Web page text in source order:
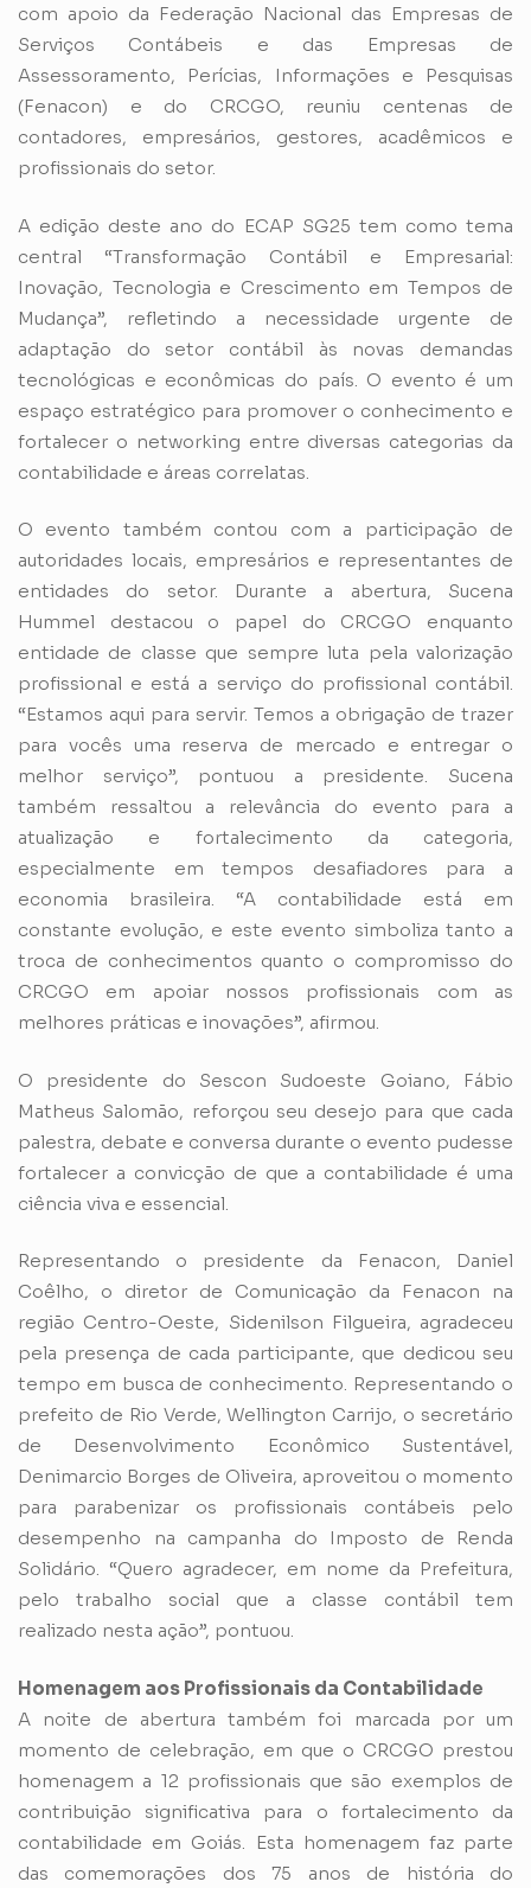
com apoio da Federação Nacional das Empresas de
Serviços Contábeis e das Empresas de
Assessoramento, Perícias, Informações e Pesquisas
(Fenacon) e do CRCGO, reuniu centenas de
contadores, empresários, gestores, acadêmicos e
profissionais do setor.
A edição deste ano do ECAP SG25 tem como tema
central “Transformação Contábil e Empresarial:
Inovação, Tecnologia e Crescimento em Tempos de
Mudança”, refletindo a necessidade urgente de
adaptação do setor contábil às novas demandas
tecnológicas e econômicas do país. O evento é um
espaço estratégico para promover o conhecimento e
fortalecer o networking entre diversas categorias da
contabilidade e áreas correlatas.
O evento também contou com a participação de
autoridades locais, empresários e representantes de
entidades do setor. Durante a abertura, Sucena
Hummel destacou o papel do CRCGO enquanto
entidade de classe que sempre luta pela valorização
profissional e está a serviço do profissional contábil.
“Estamos aqui para servir. Temos a obrigação de trazer
para vocês uma reserva de mercado e entregar o
melhor serviço”, pontuou a presidente. Sucena
também ressaltou a relevância do evento para a
atualização e fortalecimento da categoria,
especialmente em tempos desafiadores para a
economia brasileira. “A contabilidade está em
constante evolução, e este evento simboliza tanto a
troca de conhecimentos quanto o compromisso do
CRCGO em apoiar nossos profissionais com as
melhores práticas e inovações”, afirmou.
O presidente do Sescon Sudoeste Goiano, Fábio
Matheus Salomão, reforçou seu desejo para que cada
palestra, debate e conversa durante o evento pudesse
fortalecer a convicção de que a contabilidade é uma
ciência viva e essencial.
Representando o presidente da Fenacon, Daniel
Coêlho, o diretor de Comunicação da Fenacon na
região Centro-Oeste, Sidenilson Filgueira, agradeceu
pela presença de cada participante, que dedicou seu
tempo em busca de conhecimento. Representando o
prefeito de Rio Verde, Wellington Carrijo, o secretário
de Desenvolvimento Econômico Sustentável,
Denimarcio Borges de Oliveira, aproveitou o momento
para parabenizar os profissionais contábeis pelo
desempenho na campanha do Imposto de Renda
Solidário. “Quero agradecer, em nome da Prefeitura,
pelo trabalho social que a classe contábil tem
realizado nesta ação”, pontuou.
Homenagem aos Profissionais da Contabilidade
A noite de abertura também foi marcada por um
momento de celebração, em que o CRCGO prestou
homenagem a 12 profissionais que são exemplos de
contribuição significativa para o fortalecimento da
contabilidade em Goiás. Esta homenagem faz parte
das comemorações dos 75 anos de história do